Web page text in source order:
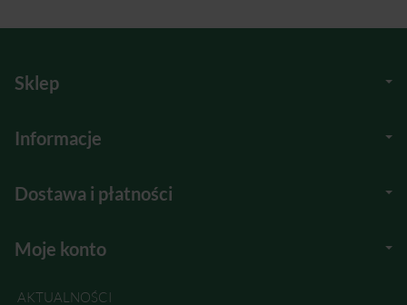
Sklep
Informacje
Dostawa i płatności
Moje konto
AKTUALNOŚCI